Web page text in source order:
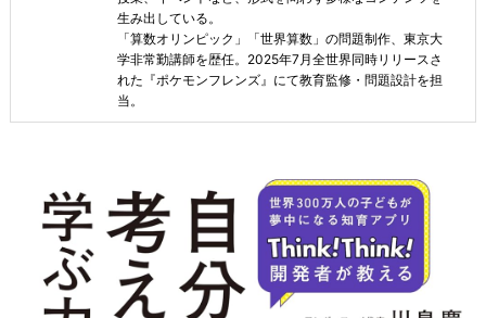
生み出している。
「算数オリンピック」「世界算数」の問題制作、東京大
学非常勤講師を歴任。2025年7月全世界同時リリースさ
れた『ポケモンフレンズ』にて教育監修・問題設計を担
当。